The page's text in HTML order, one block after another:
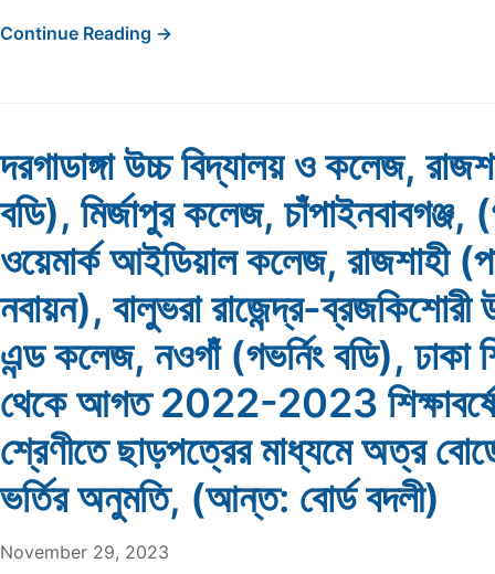
Continue Reading →
দরগাডাঙ্গা উচ্চ বিদ্যালয় ও কলেজ,
বডি), মির্জাপুর কলেজ, চাঁপাইনবাবগঞ্জ,
ওয়েমার্ক আইডিয়াল কলেজ, রাজশাহী
নবায়ন), বালুভরা রাজেন্দ্র-ব্রজকিশোরী
এন্ড কলেজ, নওগাঁ (গভর্নিং বডি), ঢাকা
থেকে আগত 2022-2023 শিক্ষাবর্ষে
শ্রেণীতে ছাড়পত্রের মাধ্যমে অত্র
ভর্তির অনুমতি, (আন্ত: বোর্ড বদলী)
November 29, 2023